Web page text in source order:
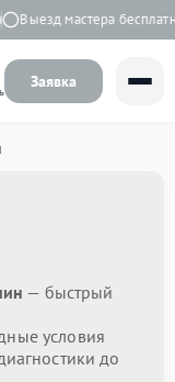
Выезд мастера бесплатно
Заявка
— быстрый
условия
до